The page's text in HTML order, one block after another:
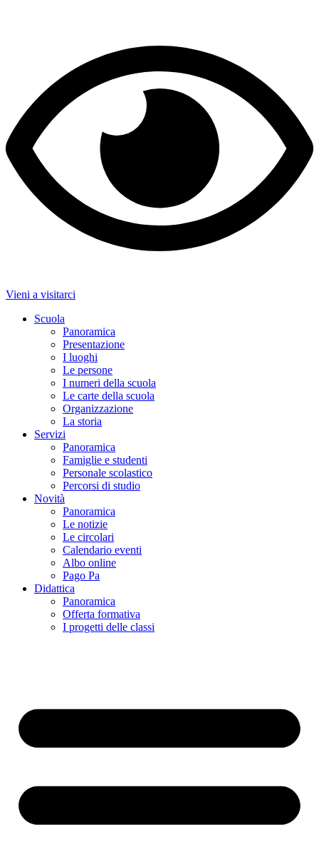
Vieni a visitarci
Scuola
Panoramica
Presentazione
I luoghi
Le persone
I numeri della scuola
Le carte della scuola
Organizzazione
La storia
Servizi
Panoramica
Famiglie e studenti
Personale scolastico
Percorsi di studio
Novità
Panoramica
Le notizie
Le circolari
Calendario eventi
Albo online
Pago Pa
Didattica
Panoramica
Offerta formativa
I progetti delle classi